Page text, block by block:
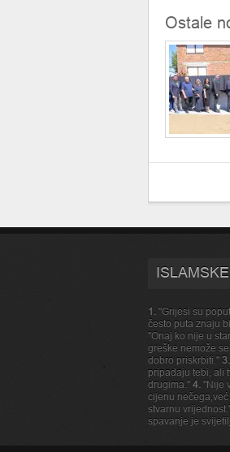
Ostale
1. "Grijesi su
često puta znaju
"Onaj ko nije u
greške nemože
dobro priskrbiti." 3.
pripadaju tebi, ali
drugima." 4. "Nije
cijenu
stvarnu
spavanje je